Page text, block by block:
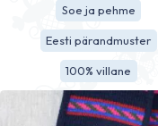
Soe ja pehme
Eesti pärandmuster
100% villane